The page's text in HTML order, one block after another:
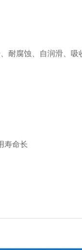
耐腐蚀、自润滑、
寿命长